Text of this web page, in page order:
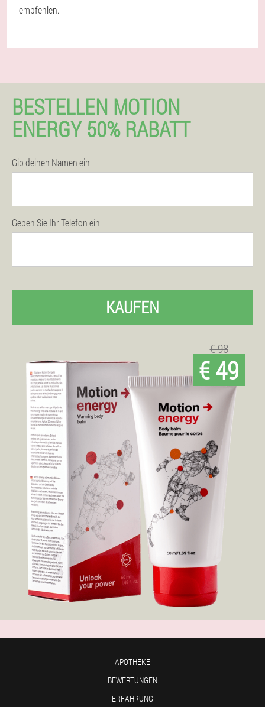
empfehlen.
BESTELLEN MOTION
ENERGY 50% RABATT
Gib deinen Namen ein
Geben Sie Ihr Telefon ein
KAUFEN
€ 98
€ 49
APOTHEKE
BEWERTUNGEN
ERFAHRUNG